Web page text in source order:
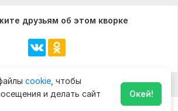
друзьям об этом кворке
cookie , чтобы
и делать сайт
Окей!